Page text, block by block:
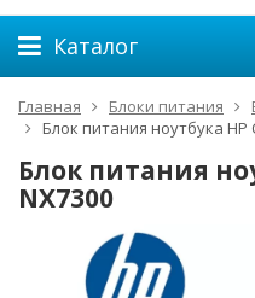
Каталог
Главная Блоки питания
Блок питания ноутбука HP
Блок питания
NX7300